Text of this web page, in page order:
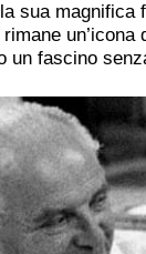
sua magnifica
un’icona
un fascino